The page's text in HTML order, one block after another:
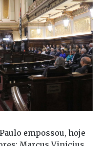
Marcus Vinicius
Malfatti e Jayme